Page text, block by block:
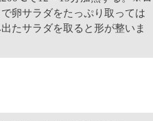
卵サラダをたっぷり取っては
たサラダを取ると形が整いま